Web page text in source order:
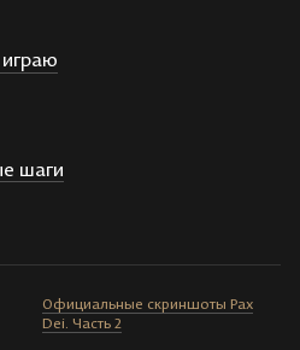
шаги
Официальные скриншоты Pax
Dei. Часть 2